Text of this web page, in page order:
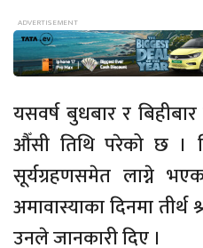
यसवर्ष बुधबार र
औँसी तिथि परेको छ ।
सूर्यग्रहणसमेत लाग्ने
अमावास्याका दिनमा तीर्थ
उनले जानकारी दिए ।